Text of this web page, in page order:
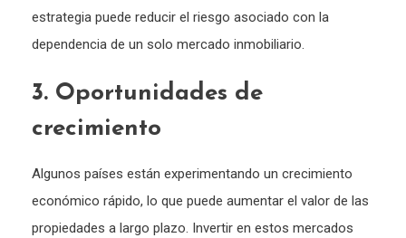
estrategia puede reducir el riesgo asociado con la
dependencia de un solo mercado inmobiliario.
3. Oportunidades de
crecimiento
Algunos países están experimentando un crecimiento
económico rápido, lo que puede aumentar el valor de las
propiedades a largo plazo. Invertir en estos mercados